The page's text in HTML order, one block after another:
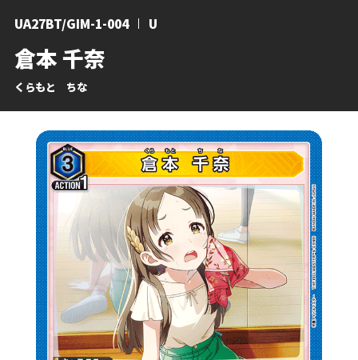
倉本 千奈
くらもと ちな
UA27BT/GIM-1-004 U